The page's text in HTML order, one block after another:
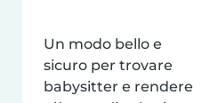
Un modo bello e
sicuro per trovare
babysitter e rendere